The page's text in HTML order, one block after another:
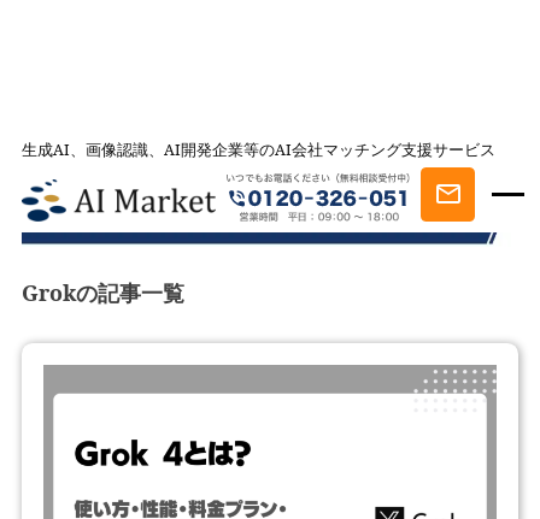
生成AI、画像認識、AI開発企業等のAI会社マッチング支援サービス
AI会社とのマッチングは AI Market 記事一覧 Grok
記事一覧
Grokの記事一覧